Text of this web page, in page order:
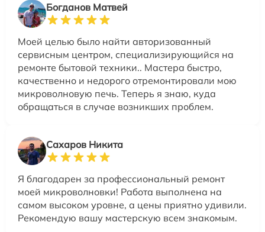
Богданов Матвей
Моей целью было найти авторизованный
сервисным центром, специализирующийся на
ремонте бытовой техники.. Мастера быстро,
качественно и недорого отремонтировали мою
микроволновую печь. Теперь я знаю, куда
обращаться в случае возникших проблем.
Сахаров Никита
Я благодарен за профессиональный ремонт
моей микроволновки! Работа выполнена на
самом высоком уровне, а цены приятно удивили.
Рекомендую вашу мастерскую всем знакомым.